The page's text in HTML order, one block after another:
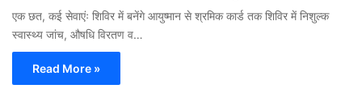
एक छत, कई सेवाएंः शिविर में बनेंगे आयुष्मान से श्रमिक कार्ड तक शिविर में निशुल्क
स्वास्थ्य जांच, औषधि विरतण व…
Read More »